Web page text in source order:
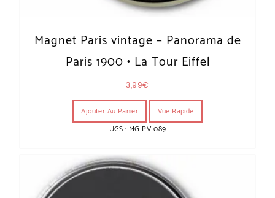
Magnet Paris vintage – Panorama de
Paris 1900 • La Tour Eiffel
3,99€
Ajouter Au Panier
Vue Rapide
UGS : MG PV-089